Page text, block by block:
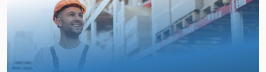
Case Ih 5130
Case Ih 5140
Case Ih 5400